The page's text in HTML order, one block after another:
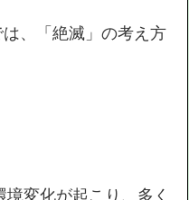
、「絶滅」の考え方
変化が起こり、多く